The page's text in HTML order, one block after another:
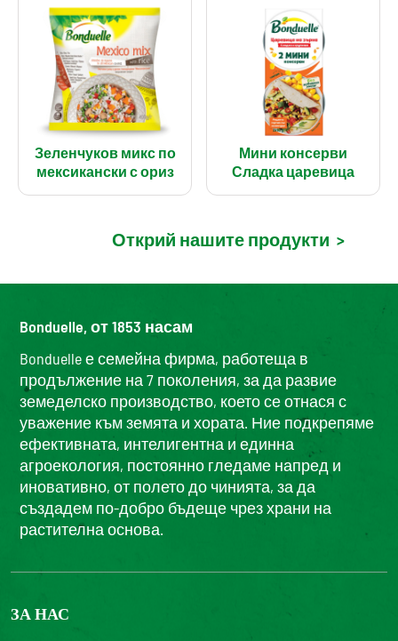
Зеленчуков микс по
мексикански с ориз
Мини консерви
Сладка царевица
Открий нашите продукти >
Bonduelle, от 1853 насам
Bonduelle е семейна фирма, работеща в
продължение на 7 поколения, за да развие
земеделско производство, което се отнася с
уважение към земята и хората. Ние подкрепяме
ефективната, интелигентна и единна
агроекология, постоянно гледаме напред и
иновативно, от полето до чинията, за да
създадем по-добро бъдеще чрез храни на
растителна основа.
ЗА НАС